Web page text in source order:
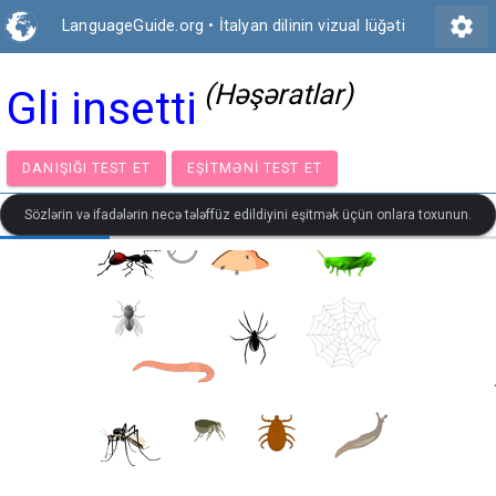
LanguageGuide.org • İtalyan dilinin vizual lüğəti settings
Gli insetti (Həşəratlar)
DANIŞIĞI TEST ET EŞITMƏNI TEST ET
Sözlərin və ifadələrin necə tələffüz edildiyini eşitmək üçün onlara toxunun.